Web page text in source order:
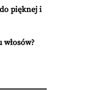
pięknej i